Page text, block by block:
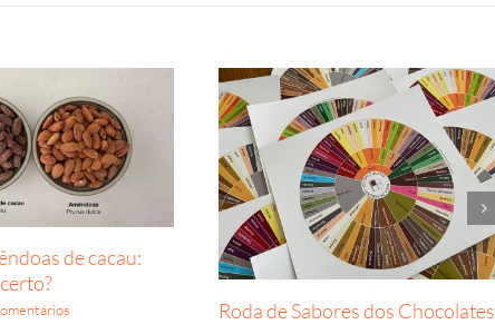
de cacau:
Roda de Sabores dos Chocolates